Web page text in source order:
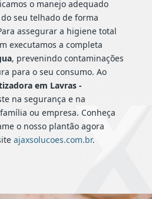
o manejo adequado
seu telhado de forma
assegurar a higiene total
executamos a completa
, prevenindo contaminações
para o seu consumo. Ao
em Lavras -
na segurança e na
ou empresa. Conheça
o nosso plantão agora
ajaxsolucoes.com.br.